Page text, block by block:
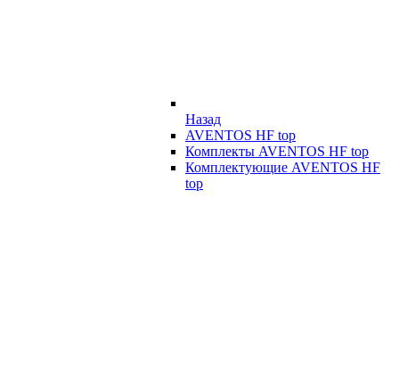
Назад
AVENTOS HF top
Комплекты AVENTOS HF top
Комплектующие AVENTOS HF
top